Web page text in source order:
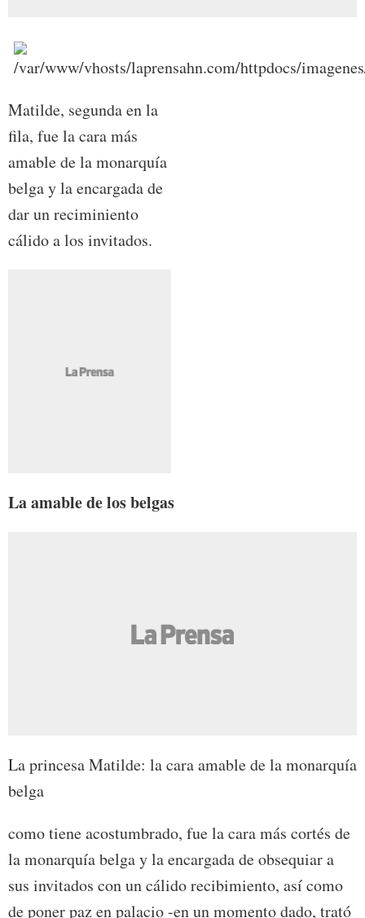
Matilde, segunda en la
fila, fue la cara más
amable de la monarquía
belga y la encargada de
dar un reciminiento
cálido a los invitados.
La amable de los belgas
La princesa Matilde: la cara amable de la monarquía
belga
como tiene acostumbrado, fue la cara más cortés de
la monarquía belga y la encargada de obsequiar a
sus invitados con un cálido recibimiento, así como
de poner paz en palacio -en un momento dado, trató